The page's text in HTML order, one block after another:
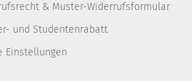
& Muster-Widerrufsformular
und Studentenrabatt
Einstellungen